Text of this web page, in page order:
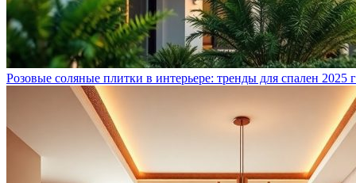
Розовые соляные плитки в интерьере: тренды для спален 2025